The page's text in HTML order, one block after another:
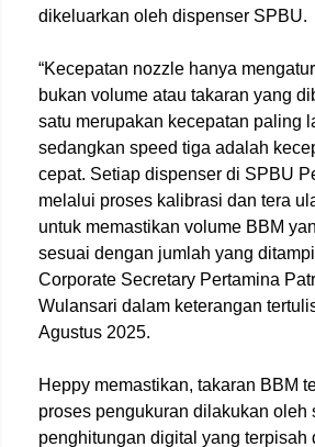
dikeluarkan oleh dispenser SPBU.
“Kecepatan nozzle hanya
bukan volume atau takaran yang
satu merupakan kecepatan paling
sedangkan speed tiga adalah
cepat. Setiap dispenser di SPBU
melalui proses kalibrasi dan tera
untuk memastikan volume BBM
sesuai dengan jumlah yang
Corporate Secretary Pertamina
Wulansari dalam keterangan
Agustus 2025.
Heppy memastikan, takaran BBM
proses pengukuran dilakukan oleh
penghitungan digital yang terpisah